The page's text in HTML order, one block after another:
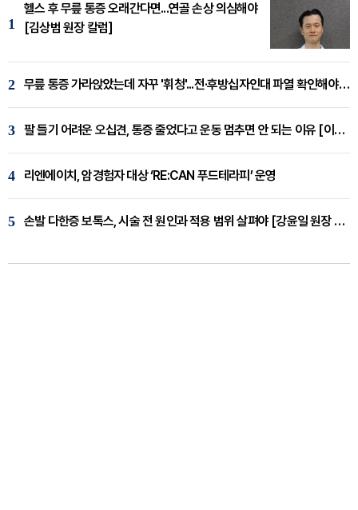
1
헬스 후 무릎 통증 오래간다면...연골 손상 의심해야
[김상범 원장 칼럼]
2 무릎 통증 가라앉았는데 자꾸 '휘청'...전·후방십자인대 파열 확인해야 [곽우경 원장 칼럼]
3 팔 들기 어려운 오십견, 통증 줄었다고 운동 멈추면 안 되는 이유 [이병욱 원장 칼럼]
4 리엔에이치, 암경험자 대상 ‘RE:CAN 푸드테라피’ 운영
5 손발 다한증 보톡스, 시술 전 원인과 적용 범위 살펴야 [강윤일 원장 칼럼]